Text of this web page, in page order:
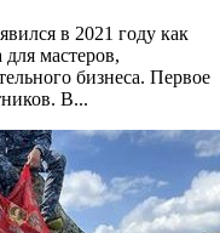
в 2021 году как
мастеров,
бизнеса. Первое
В...